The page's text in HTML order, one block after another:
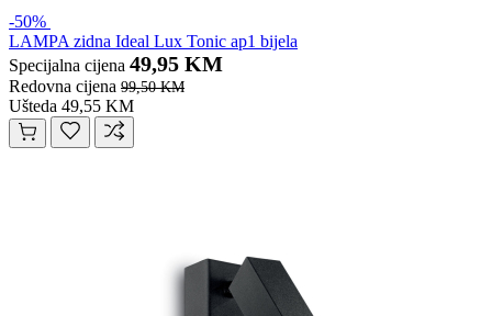
-50%
LAMPA zidna Ideal Lux Tonic ap1 bijela
Specijalna cijena 49,95 KM
Redovna cijena 99,50 KM
Ušteda 49,55 KM